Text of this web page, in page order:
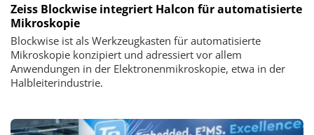
Zeiss Blockwise integriert Halcon für automatisierte
Mikroskopie
Blockwise ist als Werkzeugkasten für automatisierte
Mikroskopie konzipiert und adressiert vor allem
Anwendungen in der Elektronenmikroskopie, etwa in der
Halbleiterindustrie.